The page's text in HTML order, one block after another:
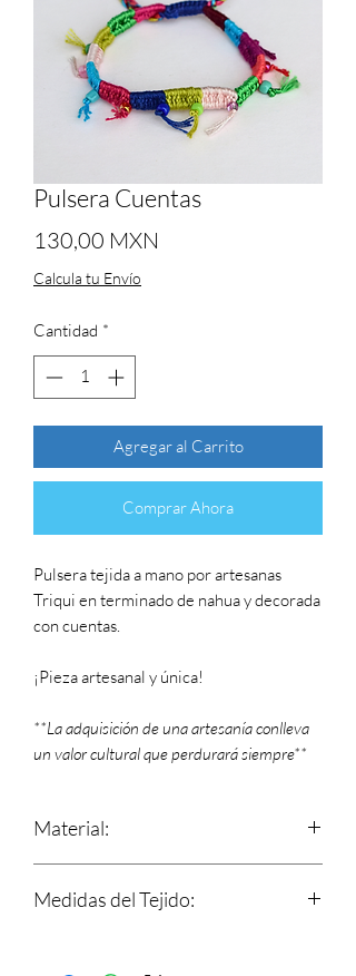
Pulsera Cuentas
130,00 MXN
Calcula tu Envío
Cantidad *
Agregar al Carrito
Comprar Ahora
Pulsera tejida a mano por artesanas
Triqui en terminado de nahua y decorada
con cuentas.
¡Pieza artesanal y única!
**La adquisición de una artesanía conlleva
un valor cultural que perdurará siempre**
Material:
Cuentas.
Medidas del Tejido:
Ancho: 7 mm